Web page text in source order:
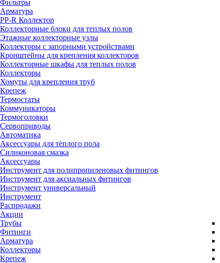
Фильтры
Арматура
PP-R Коллектор
Коллекторные блоки для теплых полов
Этажные коллекторные узлы
Коллекторы с запорными устройствами
Кронштейны для крепления коллекторов
Коллекторные шкафы для теплых полов
Коллекторы
Хомуты для крепления труб
Крепеж
Термостаты
Коммуникаторы
Термоголовки
Сервоприводы
Автоматика
Аксессуары для тёплого пола
Силиконовая смазка
Аксессуары
Инструмент для полипропиленовых фитингов
Инструмент для аксиальных фитингов
Инструмент универсальный
Инструмент
Распродажи
Акции
Трубы
Фитинги
Арматура
Коллекторы
Крепеж